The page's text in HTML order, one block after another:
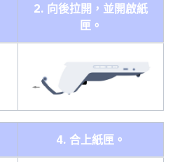
2. 向後拉開，並開啟紙
匣。
4. 合上紙匣。